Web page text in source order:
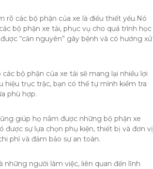
rõ các bộ phận của xe là điều thiết yếu.Nó
bộ phận xe tải, phục vụ cho quá trình học
“căn nguyên” gây bệnh và có hướng xử
bộ phận của xe tải sẽ mang lại nhiều lợi
hiệu trục trặc, bạn có thể tự mình kiểm tra
phù hợp.
giúp họ nắm được những bộ phận xe
sự lựa chọn phụ kiện, thiết bị và đơn vị
phí và đảm bảo sự an toàn.
những người làm việc, liên quan đến lĩnh